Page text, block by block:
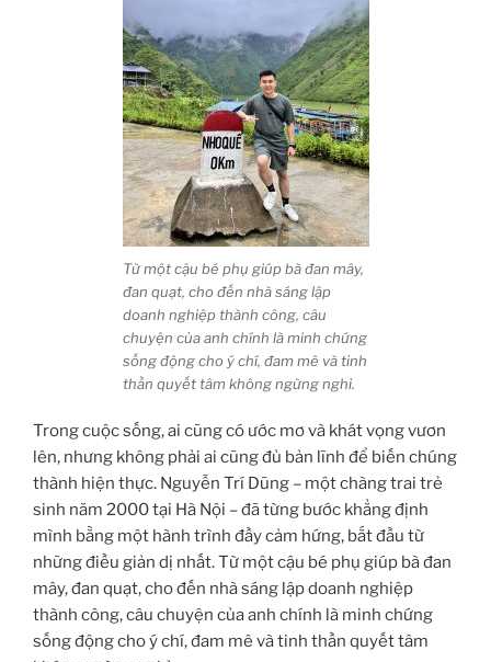
Từ một cậu bé phụ giúp bà đan mây,
đan quạt, cho đến nhà sáng lập
doanh nghiệp thành công, câu
chuyện của anh chính là minh chứng
sống động cho ý chí, đam mê và tinh
thần quyết tâm không ngừng nghỉ.
Trong cuộc sống, ai cũng có ước mơ và khát vọng vươn
lên, nhưng không phải ai cũng đủ bản lĩnh để biến chúng
thành hiện thực. Nguyễn Trí Dũng – một chàng trai trẻ
sinh năm 2000 tại Hà Nội – đã từng bước khẳng định
mình bằng một hành trình đầy cảm hứng, bắt đầu từ
những điều giản dị nhất. Từ một cậu bé phụ giúp bà đan
mây, đan quạt, cho đến nhà sáng lập doanh nghiệp
thành công, câu chuyện của anh chính là minh chứng
sống động cho ý chí, đam mê và tinh thần quyết tâm